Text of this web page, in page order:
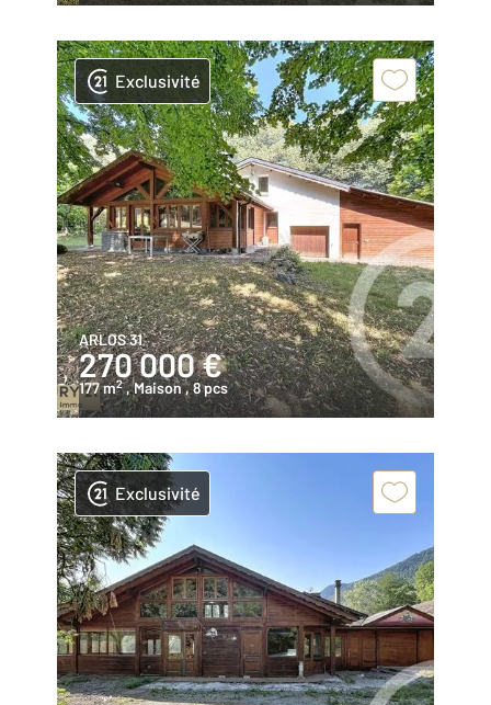
Exclusivité
ARLOS 31
270 000 €
177 m2 , Maison, 8 pcs
Exclusivité